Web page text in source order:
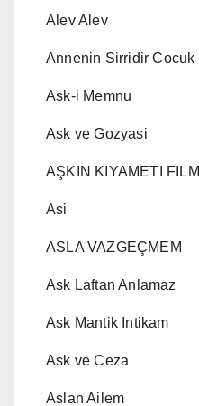
Alev Alev
Annenin Sirridir Cocuk
Ask-i Memnu
Ask ve Gozyasi
AŞKIN KIYAMETI FILM
Asi
ASLA VAZGEÇMEM
Ask Laftan Anlamaz
Ask Mantik Intikam
Ask ve Ceza
Aslan Ailem